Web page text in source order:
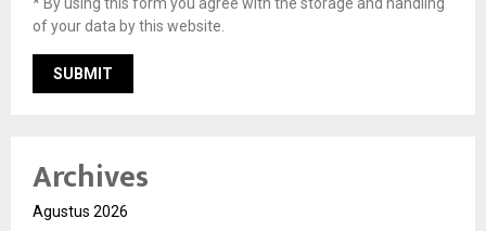
* By using this form you agree with the storage and handling
of your data by this website.
Archives
Agustus 2026